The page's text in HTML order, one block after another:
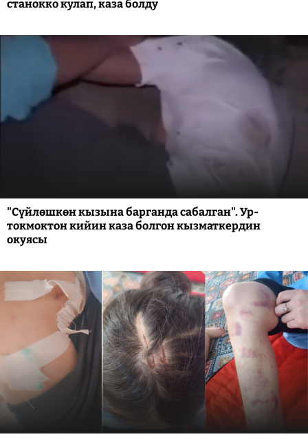
станокко кулап, каза болду
"Сүйлөшкөн кызына барганда сабалган". Ур-
токмоктон кийин каза болгон кызматкердин
окуясы